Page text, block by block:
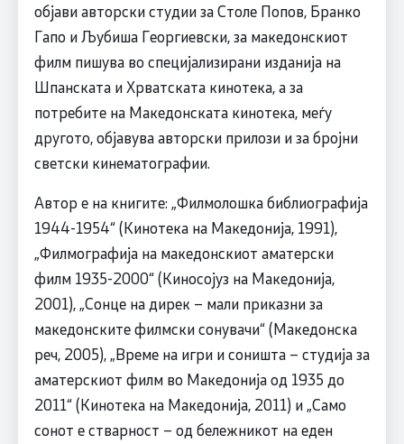
објави авторски студии за Столе Попов, Бранко
Гапо и Љубиша Георгиевски, за македонскиот
филм пишува во специјализирани изданија на
Шпанската и Хрватската кинотека, а за
потребите на Македонската кинотека, меѓу
друготo, објавува авторски прилози и за бројни
светски кинематографии.
Автор е на книгите: „Филмолошка библиографија
1944-1954“ (Кинотека на Македонија, 1991),
„Филмографија на македонскиот аматерски
филм 1935-2000“ (Киносојуз на Македонија,
2001), „Сонце на дирек – мали приказни за
македонските филмски сонувачи“ (Македонска
реч, 2005), „Време на игри и соништа – студија за
аматерскиот филм во Македонија од 1935 до
2011“ (Кинотека на Македонија, 2011) и „Само
сонот е стварност – од бележникот на еден